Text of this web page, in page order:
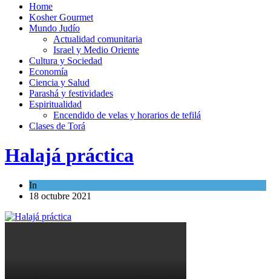
Home
Kosher Gourmet
Mundo Judío
Actualidad comunitaria
Israel y Medio Oriente
Cultura y Sociedad
Economía
Ciencia y Salud
Parashá y festividades
Espiritualidad
Encendido de velas y horarios de tefilá
Clases de Torá
Halajá práctica
In
18 octubre 2021